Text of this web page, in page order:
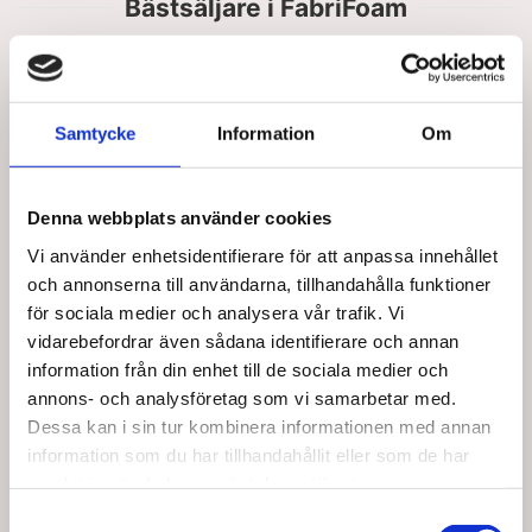
Samtycke Information Om
Denna webbplats använder cookies
Vi använder enhetsidentifierare för att anpassa innehållet
och annonserna till användarna, tillhandahålla funktioner
för sociala medier och analysera vår trafik. Vi
vidarebefordrar även sådana identifierare och annan
information från din enhet till de sociala medier och
annons- och analysföretag som vi samarbetar med.
Dessa kan i sin tur kombinera informationen med annan
information som du har tillhandahållit eller som de har
Bästsäljare i FabriFoam
FabriFoam Nustim
Omslag 6,4 x 91cm (3
st)
SEK 455,00/ St.
SEK 364,00 Exkl. moms
Lägg i
varukorg
FabriFoam Nustim
Omslag, 6,4 x 122 cm
(3st)
SEK 973,75/ St.
SEK 779,00 Exkl. moms
Lägg i
varukorg